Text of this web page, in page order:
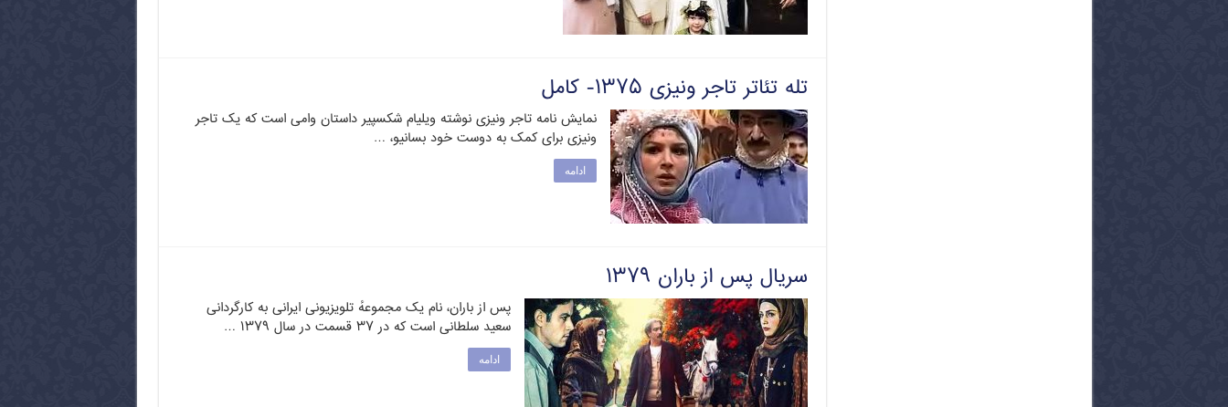
تله تئاتر تاجر ونیزی ۱۳۷۵- کامل
نمایش نامه تاجر ونیزی نوشته ویلیام شکسپیر داستان وامی است که یک تاجر
ونیزی برای کمک به دوست خود بسانیو، …
ادامه
سریال پس از باران ۱۳۷۹
پس از باران، نام یک مجموعهٔ تلویزیونی ایرانی به کارگردانی
سعید سلطانی است که در ۳۷ قسمت در سال ۱۳۷۹ …
ادامه